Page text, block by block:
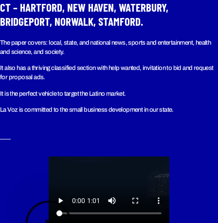
CT – HARTFORD, NEW HAVEN, WATERBURY,
BRIDGEPORT, NORWALK, STAMFORD.
The paper covers: local, state, and national news, sports and entertainment, health
and science, and society.
It also has a thriving classified section with help wanted, invitation to bid and request
for proposal ads.
It is the perfect vehicle to target the Latino market.
La Voz is committed to the small business development in our state.